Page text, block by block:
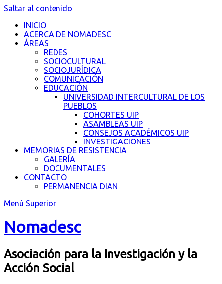
Saltar al contenido
INICIO
ACERCA DE NOMADESC
ÁREAS
REDES
SOCIOCULTURAL
SOCIOJURÍDICA
COMUNICACIÓN
EDUCACIÓN
UNIVERSIDAD INTERCULTURAL DE LOS
PUEBLOS
COHORTES UIP
ASAMBLEAS UIP
CONSEJOS ACADÉMICOS UIP
INVESTIGACIONES
MEMORIAS DE RESISTENCIA
GALERÍA
DOCUMENTALES
CONTACTO
PERMANENCIA DIAN
Menú Superior
Nomadesc
Asociación para la Investigación y la
Acción Social